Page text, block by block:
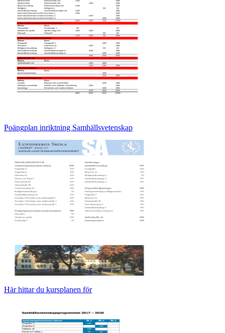
Poängplan inriktning Samhällsvetenskap
Här hittar du kursplanen för